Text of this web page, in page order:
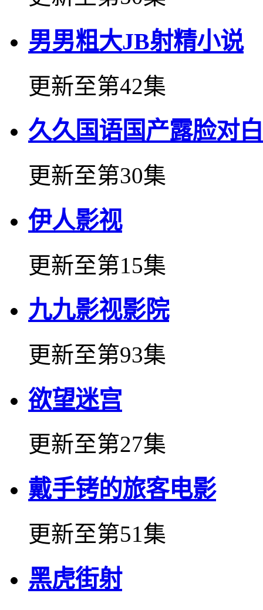
男男粗大JB射精小说
更新至第42集
久久国语国产露脸对白
更新至第30集
伊人影视
更新至第15集
九九影视影院
更新至第93集
欲望迷宫
更新至第27集
戴手铐的旅客电影
更新至第51集
黑虎街射